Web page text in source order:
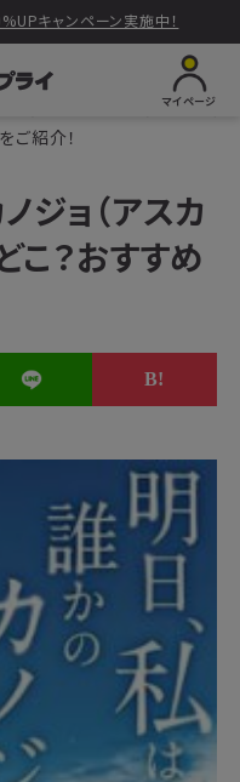
キャンペーン実施中！
マイページ
は誰かのカノジョ（アスカノ）
ご紹介！
ジョ（アスカ
こ？おすすめ